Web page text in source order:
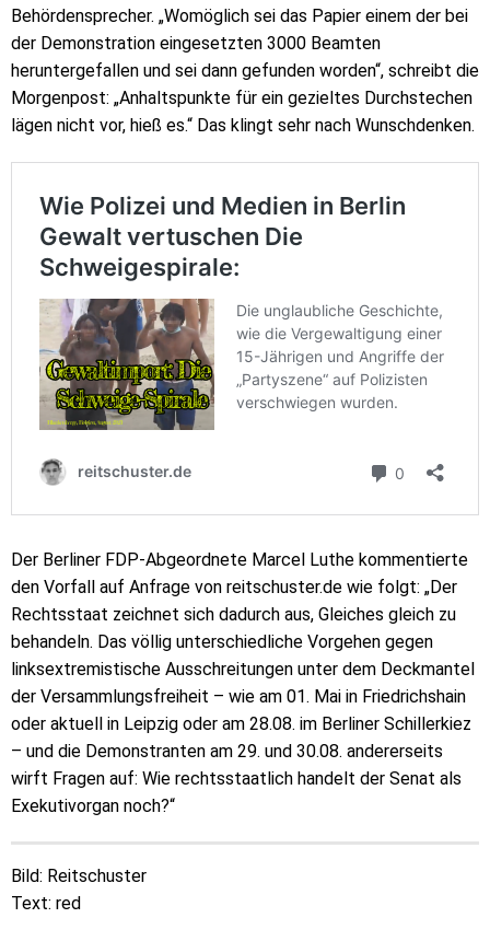
Behördensprecher. „Womöglich sei das Papier einem der bei
der Demonstration eingesetzten 3000 Beamten
heruntergefallen und sei dann gefunden worden“, schreibt die
Morgenpost: „Anhaltspunkte für ein gezieltes Durchstechen
lägen nicht vor, hieß es.“ Das klingt sehr nach Wunschdenken.
Der Berliner FDP-Abgeordnete Marcel Luthe kommentierte
den Vorfall auf Anfrage von reitschuster.de wie folgt: „Der
Rechtsstaat zeichnet sich dadurch aus, Gleiches gleich zu
behandeln. Das völlig unterschiedliche Vorgehen gegen
linksextremistische Ausschreitungen unter dem Deckmantel
der Versammlungsfreiheit – wie am 01. Mai in Friedrichshain
oder aktuell in Leipzig oder am 28.08. im Berliner Schillerkiez
– und die Demonstranten am 29. und 30.08. andererseits
wirft Fragen auf: Wie rechtsstaatlich handelt der Senat als
Exekutivorgan noch?“
Bild: Reitschuster
Text: red